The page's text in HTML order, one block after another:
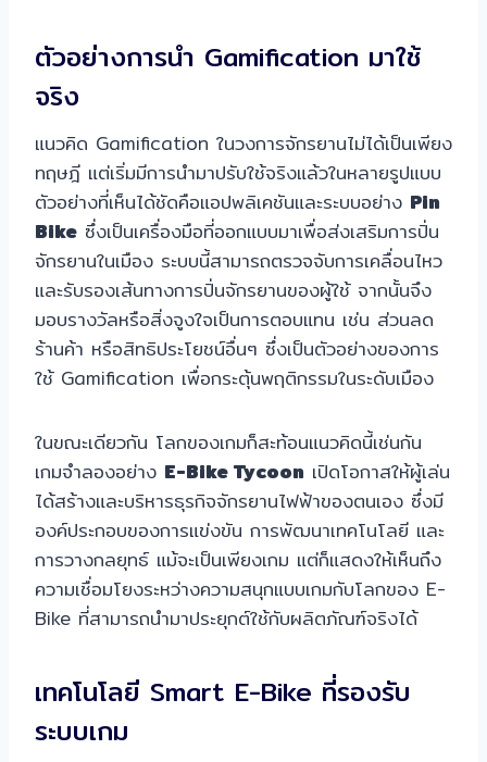
ตัวอย่างการนำ Gamification มาใช้
จริง
แนวคิด Gamification ในวงการจักรยานไม่ได้เป็นเพียง
ทฤษฎี แต่เริ่มมีการนำมาปรับใช้จริงแล้วในหลายรูปแบบ
ตัวอย่างที่เห็นได้ชัดคือแอปพลิเคชันและระบบอย่าง Pin
Bike ซึ่งเป็นเครื่องมือที่ออกแบบมาเพื่อส่งเสริมการปั่น
จักรยานในเมือง ระบบนี้สามารถตรวจจับการเคลื่อนไหว
และรับรองเส้นทางการปั่นจักรยานของผู้ใช้ จากนั้นจึง
มอบรางวัลหรือสิ่งจูงใจเป็นการตอบแทน เช่น ส่วนลด
ร้านค้า หรือสิทธิประโยชน์อื่นๆ ซึ่งเป็นตัวอย่างของการ
ใช้ Gamification เพื่อกระตุ้นพฤติกรรมในระดับเมือง
ในขณะเดียวกัน โลกของเกมก็สะท้อนแนวคิดนี้เช่นกัน
เกมจำลองอย่าง E-Bike Tycoon เปิดโอกาสให้ผู้เล่น
ได้สร้างและบริหารธุรกิจจักรยานไฟฟ้าของตนเอง ซึ่งมี
องค์ประกอบของการแข่งขัน การพัฒนาเทคโนโลยี และ
การวางกลยุทธ์ แม้จะเป็นเพียงเกม แต่ก็แสดงให้เห็นถึง
ความเชื่อมโยงระหว่างความสนุกแบบเกมกับโลกของ E-
Bike ที่สามารถนำมาประยุกต์ใช้กับผลิตภัณฑ์จริงได้
เทคโนโลยี Smart E-Bike ที่รองรับ
ระบบเกม